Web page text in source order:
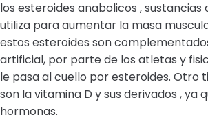
los esteroides anabolicos , sustancias
utiliza para aumentar la masa
estos esteroides son
artificial, por parte de los atletas y
le pasa al cuello por esteroides. Otro
son la vitamina D y sus derivados , ya
hormonas.